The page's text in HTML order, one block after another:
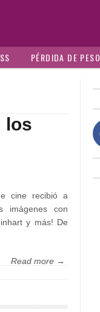
PÉRDIDA DE PESO
los
cine recibió a
imágenes con
y más! De
Read more →